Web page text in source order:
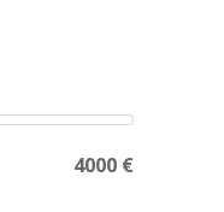
4000 €